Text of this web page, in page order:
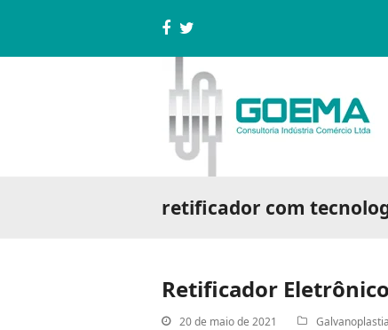
Facebook
Twitter
retificador com
Retificador
20 de maio de 2021 Galvanoplastia